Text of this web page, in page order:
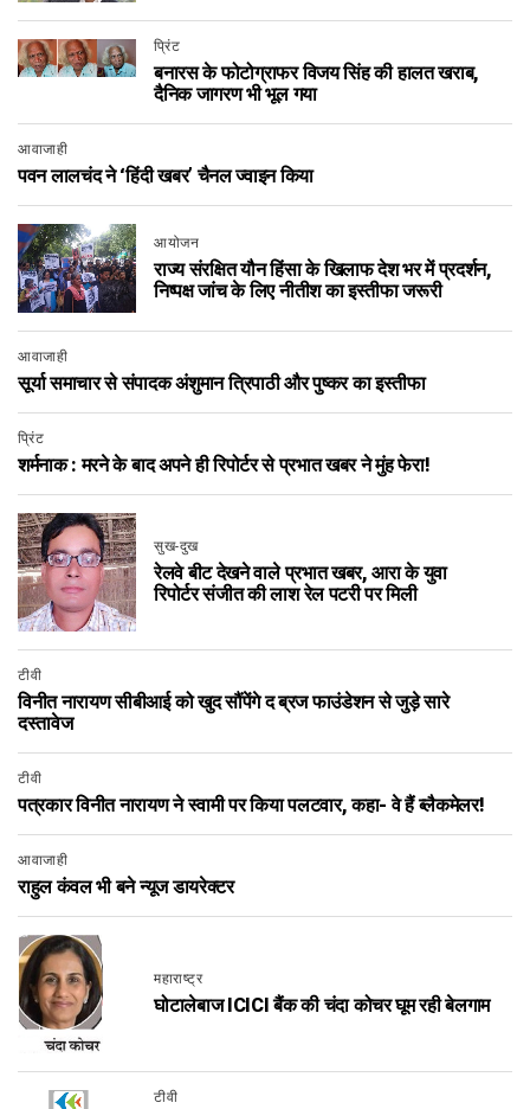
प्रिंट
बनारस के फोटोग्राफर विजय सिंह की हालत खराब,
दैनिक जागरण भी भूल गया
आवाजाही
पवन लालचंद ने ‘हिंदी खबर’ चैनल ज्वाइन किया
आयोजन
राज्य संरक्षित यौन हिंसा के खिलाफ देश भर में प्रदर्शन,
निष्पक्ष जांच के लिए नीतीश का इस्तीफा जरूरी
आवाजाही
सूर्या समाचार से संपादक अंशुमान त्रिपाठी और पुष्कर का इस्तीफा
प्रिंट
शर्मनाक : मरने के बाद अपने ही रिपोर्टर से प्रभात खबर ने मुंह फेरा!
सुख-दुख
रेलवे बीट देखने वाले प्रभात खबर, आरा के युवा
रिपोर्टर संजीत की लाश रेल पटरी पर मिली
टीवी
विनीत नारायण सीबीआई को खुद सौंपेंगे द ब्रज फाउंडेशन से जुड़े सारे
दस्तावेज
टीवी
पत्रकार विनीत नारायण ने स्वामी पर किया पलटवार, कहा- वे हैं ब्लैकमेलर!
आवाजाही
राहुल कंवल भी बने न्यूज डायरेक्टर
महाराष्ट्र
घोटालेबाज ICICI बैंक की चंदा कोचर घूम रही बेलगाम
टीवी